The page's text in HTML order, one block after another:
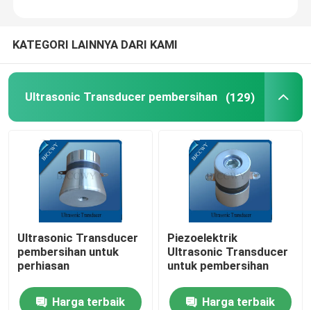
Ultrasonic Beauty Transducer
Impedansi Ultrasonik
Ultrasonic Atomizing Transducer
Ultrasonic Tubular Transducer
KATEGORI LAINNYA DARI KAMI
Ultrasonic Transducer pembersihan (129)
Ultrasonic Transducer
pembersihan untuk
perhiasan
Harga terbaik
Piezoelektrik
Ultrasonic Transducer
untuk pembersihan
Harga terbaik